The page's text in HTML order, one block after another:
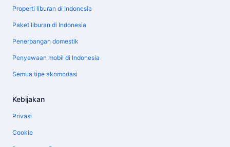
Properti liburan di Indonesia
Paket liburan di Indonesia
Penerbangan domestik
Penyewaan mobil di Indonesia
Semua tipe akomodasi
Kebijakan
Privasi
Cookie